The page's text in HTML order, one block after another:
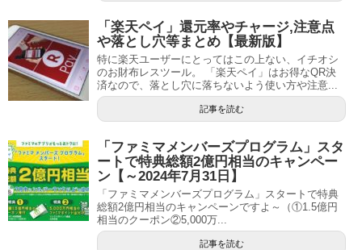
「楽天ペイ」還元率やチャージ,注意点
や落とし穴等まとめ【最新版】
特に楽天ユーザーにとってはこの上ない、イチオシ
のお財布レスツール。 「楽天ペイ」はお得なQR決
済なので、落とし穴に落ちないよう使い方や注意...
記事を読む
「ファミマメンバーズプログラム」スタ
ートで特典総額2億円相当のキャンペー
ン【～2024年7月31日】
「ファミマメンバーズプログラム」スタートで特典
総額2億円相当のキャンペーンですよ～（①1.5億円
相当のクーポン②5,000万...
記事を読む